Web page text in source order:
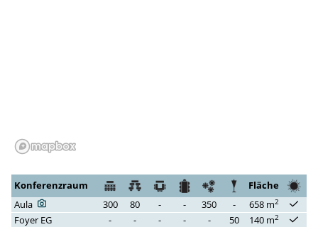
Konferenzraum
Fläche
Aula
300 80 - - 350 - 658 m2
Foyer EG - - - - - 50 140 m2